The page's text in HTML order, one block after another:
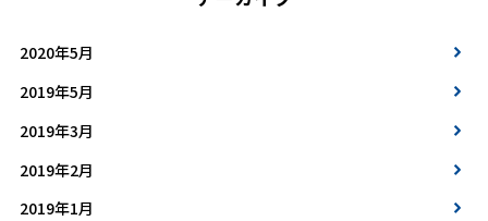
2020年5月
2019年5月
2019年3月
2019年2月
2019年1月